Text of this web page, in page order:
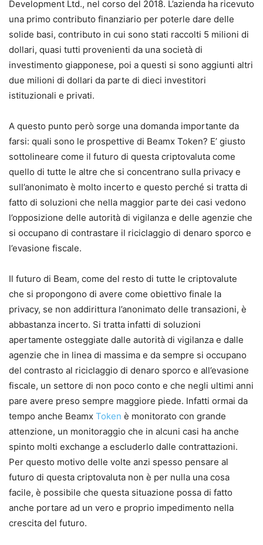
Development Ltd., nel corso del 2018. L’azienda ha ricevuto
una primo contributo finanziario per poterle dare delle
solide basi, contributo in cui sono stati raccolti 5 milioni di
dollari, quasi tutti provenienti da una società di
investimento giapponese, poi a questi si sono aggiunti altri
due milioni di dollari da parte di dieci investitori
istituzionali e privati.
A questo punto però sorge una domanda importante da
farsi: quali sono le prospettive di Beamx Token? E’ giusto
sottolineare come il futuro di questa criptovaluta come
quello di tutte le altre che si concentrano sulla privacy e
sull’anonimato è molto incerto e questo perché si tratta di
fatto di soluzioni che nella maggior parte dei casi vedono
l’opposizione delle autorità di vigilanza e delle agenzie che
si occupano di contrastare il riciclaggio di denaro sporco e
l’evasione fiscale.
Il futuro di Beam, come del resto di tutte le criptovalute
che si propongono di avere come obiettivo finale la
privacy, se non addirittura l’anonimato delle transazioni, è
abbastanza incerto. Si tratta infatti di soluzioni
apertamente osteggiate dalle autorità di vigilanza e dalle
agenzie che in linea di massima e da sempre si occupano
del contrasto al riciclaggio di denaro sporco e all’evasione
fiscale, un settore di non poco conto e che negli ultimi anni
pare avere preso sempre maggiore piede. Infatti ormai da
tempo anche Beamx Token è monitorato con grande
attenzione, un monitoraggio che in alcuni casi ha anche
spinto molti exchange a escluderlo dalle contrattazioni.
Per questo motivo delle volte anzi spesso pensare al
futuro di questa criptovaluta non è per nulla una cosa
facile, è possibile che questa situazione possa di fatto
anche portare ad un vero e proprio impedimento nella
crescita del futuro.